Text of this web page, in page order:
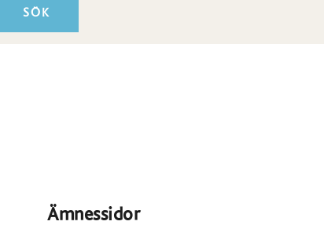
Ämnessidor